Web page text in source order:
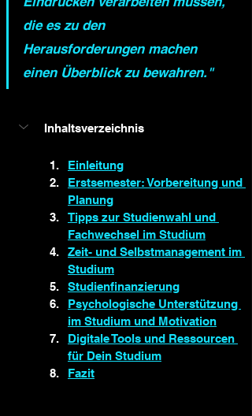
die es zu den
Herausforderungen machen
einen Überblick zu bewahren."
Inhaltsverzeichnis
Einleitung
Erstsemester: Vorbereitung und
Planung
Tipps zur Studienwahl und
Fachwechsel im Studium
Zeit- und Selbstmanagement im
Studium
Studienfinanzierung
Psychologische Unterstützung
im Studium und Motivation
Digitale Tools und Ressourcen
für Dein Studium
Fazit